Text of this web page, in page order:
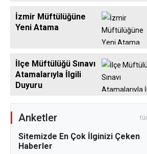
İzmir Müftülüğüne
Yeni Atama
İlçe Müftülüğü Sınavı
Atamalarıyla İlgili
Duyuru
Anketler
Sitemizde En Çok İlginizi Çeken
Haberler